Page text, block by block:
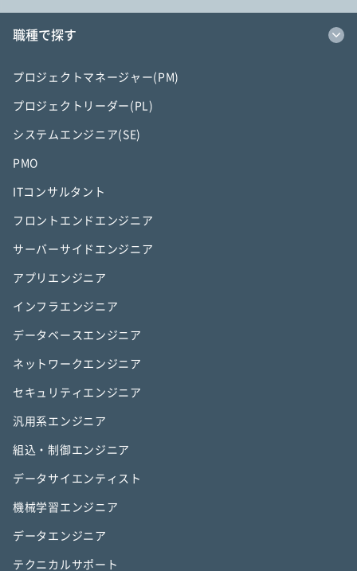
職種で探す
プロジェクトマネージャー(PM)
プロジェクトリーダー(PL)
システムエンジニア(SE)
PMO
ITコンサルタント
フロントエンドエンジニア
サーバーサイドエンジニア
アプリエンジニア
インフラエンジニア
データベースエンジニア
ネットワークエンジニア
セキュリティエンジニア
汎用系エンジニア
組込・制御エンジニア
データサイエンティスト
機械学習エンジニア
データエンジニア
テクニカルサポート